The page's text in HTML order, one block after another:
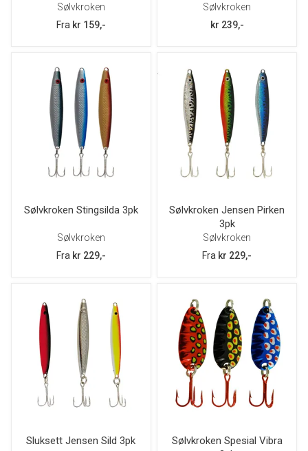
Sølvkroken
Fra kr 159,-
Sølvkroken
kr 239,-
Sølvkroken Stingsilda 3pk
Sølvkroken
Fra kr 229,-
Sølvkroken Jensen Pirken
3pk
Sølvkroken
Fra kr 229,-
Sluksett Jensen Sild 3pk
Sølvkroken Spesial Vibra